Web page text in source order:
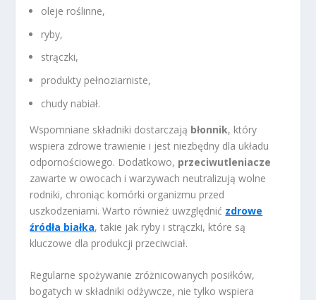
oleje roślinne,
ryby,
strączki,
produkty pełnoziarniste,
chudy nabiał.
Wspomniane składniki dostarczają błonnik, który
wspiera zdrowe trawienie i jest niezbędny dla układu
odpornościowego. Dodatkowo, przeciwutleniacze
zawarte w owocach i warzywach neutralizują wolne
rodniki, chroniąc komórki organizmu przed
uszkodzeniami. Warto również uwzględnić zdrowe
źródła białka, takie jak ryby i strączki, które są
kluczowe dla produkcji przeciwciał.
Regularne spożywanie zróżnicowanych posiłków,
bogatych w składniki odżywcze, nie tylko wspiera